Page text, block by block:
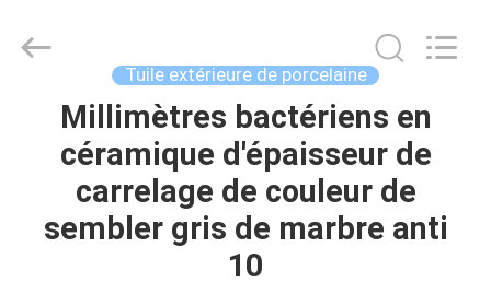
MAISON
CERAMICS
Tuile extérieure de porcelaine
Millimètres bactériens en
céramique d'épaisseur de
carrelage de couleur de
sembler gris de marbre anti
10